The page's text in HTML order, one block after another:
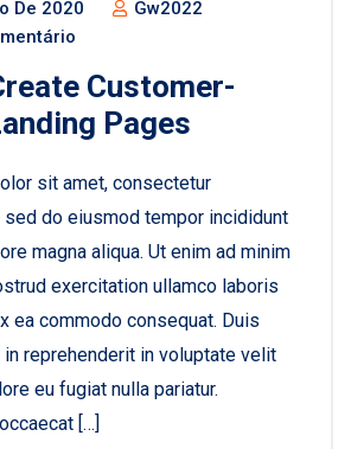
De 2020
Gw2022
Customer-
Pages
sit amet, consectetur
do eiusmod tempor incididunt
magna aliqua. Ut enim ad minim
exercitation ullamco laboris
ea commodo consequat. Duis
reprehenderit in voluptate velit
eu fugiat nulla pariatur.
[…]